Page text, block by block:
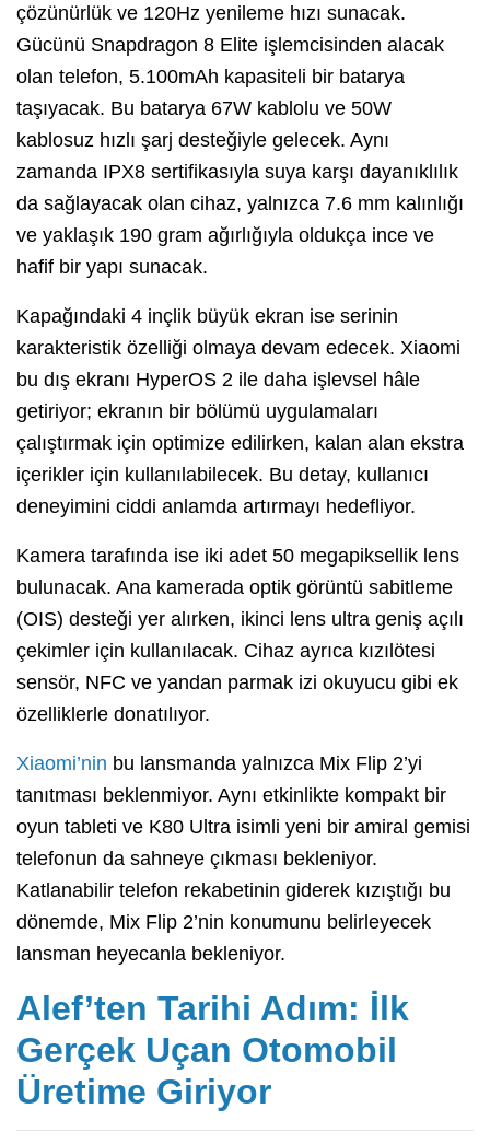
çözünürlük ve 120Hz yenileme hızı sunacak.
Gücünü Snapdragon 8 Elite işlemcisinden alacak
olan telefon, 5.100mAh kapasiteli bir batarya
taşıyacak. Bu batarya 67W kablolu ve 50W
kablosuz hızlı şarj desteğiyle gelecek. Aynı
zamanda IPX8 sertifikasıyla suya karşı dayanıklılık
da sağlayacak olan cihaz, yalnızca 7.6 mm kalınlığı
ve yaklaşık 190 gram ağırlığıyla oldukça ince ve
hafif bir yapı sunacak.
Kapağındaki 4 inçlik büyük ekran ise serinin
karakteristik özelliği olmaya devam edecek. Xiaomi
bu dış ekranı HyperOS 2 ile daha işlevsel hâle
getiriyor; ekranın bir bölümü uygulamaları
çalıştırmak için optimize edilirken, kalan alan ekstra
içerikler için kullanılabilecek. Bu detay, kullanıcı
deneyimini ciddi anlamda artırmayı hedefliyor.
Kamera tarafında ise iki adet 50 megapiksellik lens
bulunacak. Ana kamerada optik görüntü sabitleme
(OIS) desteği yer alırken, ikinci lens ultra geniş açılı
çekimler için kullanılacak. Cihaz ayrıca kızılötesi
sensör, NFC ve yandan parmak izi okuyucu gibi ek
özelliklerle donatılıyor.
Xiaomi’nin bu lansmanda yalnızca Mix Flip 2’yi
tanıtması beklenmiyor. Aynı etkinlikte kompakt bir
oyun tableti ve K80 Ultra isimli yeni bir amiral gemisi
telefonun da sahneye çıkması bekleniyor.
Katlanabilir telefon rekabetinin giderek kızıştığı bu
dönemde, Mix Flip 2’nin konumunu belirleyecek
lansman heyecanla bekleniyor.
Alef’ten Tarihi Adım: İlk
Gerçek Uçan Otomobil
Üretime Giriyor